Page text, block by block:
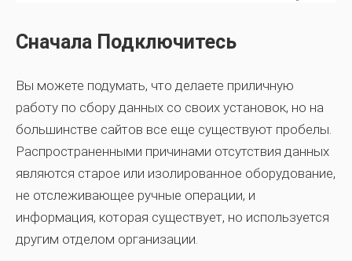
Сначала Подключитесь
Вы можете подумать, что делаете приличную
работу по сбору данных со своих установок, но на
большинстве сайтов все еще существуют пробелы.
Распространенными причинами отсутствия данных
являются старое или изолированное оборудование,
не отслеживающее ручные операции, и
информация, которая существует, но используется
другим отделом организации.